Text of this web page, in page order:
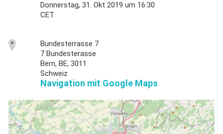
Donnerstag, 31. Okt 2019 um 16:30
CET
Bundesterrasse 7
7 Bundesterasse
Bern, BE, 3011
Schweiz
Navigation mit Google Maps